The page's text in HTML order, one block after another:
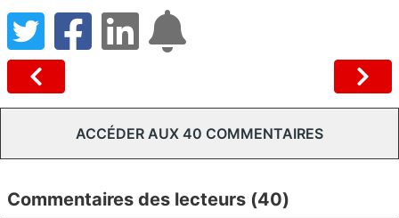
ACCÉDER AUX 40 COMMENTAIRES
Commentaires des lecteurs (40)